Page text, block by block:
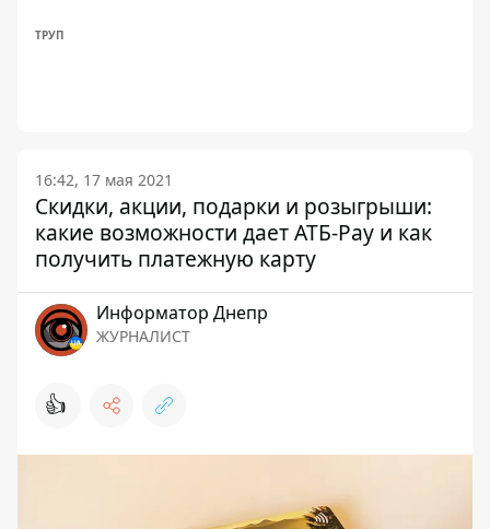
ТРУП
16:42, 17 мая 2021
Скидки, акции, подарки и розыгрыши:
какие возможности дает АТБ-Pay и как
получить платежную карту
Информатор Днепр
ЖУРНАЛИСТ
👍